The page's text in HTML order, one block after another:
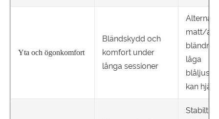
Yta och ögonkomfort
Bländskydd och
komfort under
långa sessioner
matt/
låga
kan
Stabilt